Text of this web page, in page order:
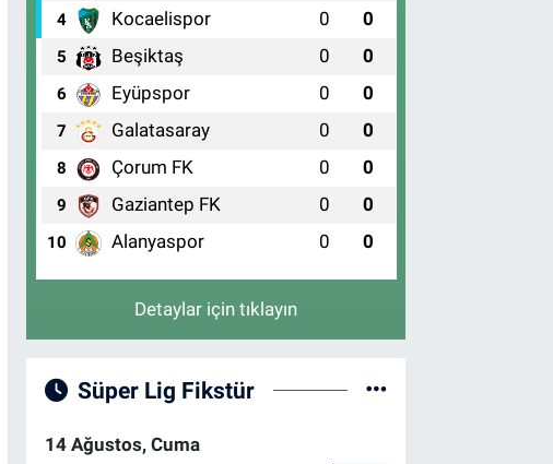
4 Kocaelispor 0 0
5 Beşiktaş 0 0
6 Eyüpspor 0 0
7 Galatasaray 0 0
8 Çorum FK 0 0
9 Gaziantep FK 0 0
10 Alanyaspor 0 0
Detaylar için tıklayın
Süper Lig Fikstür
14 Ağustos, Cuma